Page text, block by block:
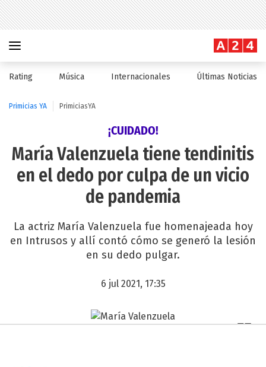
Rating Música Internacionales Últimas Noticias
Primicias YA PrimiciasYA
¡CUIDADO!
María Valenzuela tiene tendinitis
en el dedo por culpa de un vicio
de pandemia
La actriz María Valenzuela fue homenajeada hoy
en Intrusos y allí contó cómo se generó la lesión
en su dedo pulgar.
6 jul 2021, 17:35